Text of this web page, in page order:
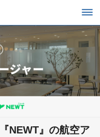
NEWT』の航空ア